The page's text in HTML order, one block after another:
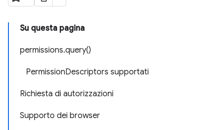
Su questa pagina
permissions.query()
PermissionDescriptors supportati
Richiesta di autorizzazioni
Supporto dei browser